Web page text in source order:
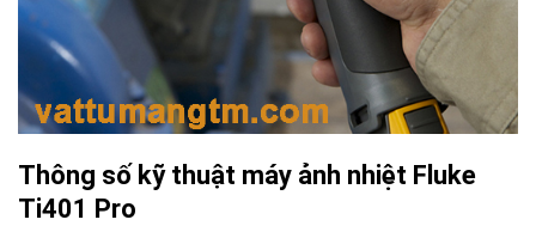
Thông số kỹ thuật máy ảnh nhiệt Fluke
Ti401 Pro